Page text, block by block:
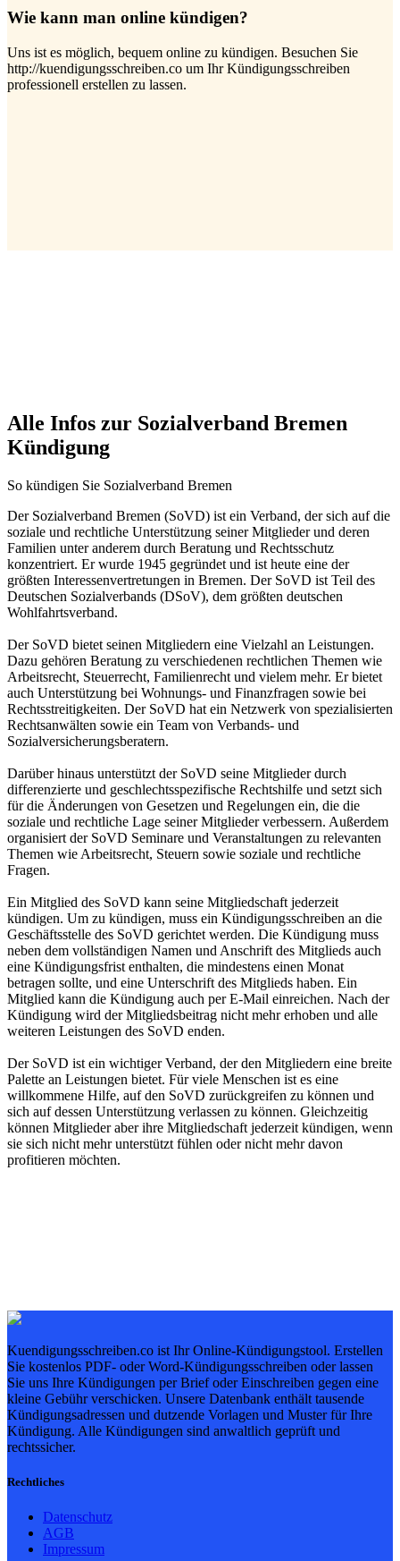
Wie kann man online kündigen?
Uns ist es möglich, bequem online zu kündigen. Besuchen Sie
http://kuendigungsschreiben.co um Ihr Kündigungsschreiben
professionell erstellen zu lassen.
Alle Infos zur Sozialverband Bremen
Kündigung
So kündigen Sie Sozialverband Bremen
Der Sozialverband Bremen (SoVD) ist ein Verband, der sich auf die
soziale und rechtliche Unterstützung seiner Mitglieder und deren
Familien unter anderem durch Beratung und Rechtsschutz
konzentriert. Er wurde 1945 gegründet und ist heute eine der
größten Interessenvertretungen in Bremen. Der SoVD ist Teil des
Deutschen Sozialverbands (DSoV), dem größten deutschen
Wohlfahrtsverband.
Der SoVD bietet seinen Mitgliedern eine Vielzahl an Leistungen.
Dazu gehören Beratung zu verschiedenen rechtlichen Themen wie
Arbeitsrecht, Steuerrecht, Familienrecht und vielem mehr. Er bietet
auch Unterstützung bei Wohnungs- und Finanzfragen sowie bei
Rechtsstreitigkeiten. Der SoVD hat ein Netzwerk von spezialisierten
Rechtsanwälten sowie ein Team von Verbands- und
Sozialversicherungsberatern.
Darüber hinaus unterstützt der SoVD seine Mitglieder durch
differenzierte und geschlechtsspezifische Rechtshilfe und setzt sich
für die Änderungen von Gesetzen und Regelungen ein, die die
soziale und rechtliche Lage seiner Mitglieder verbessern. Außerdem
organisiert der SoVD Seminare und Veranstaltungen zu relevanten
Themen wie Arbeitsrecht, Steuern sowie soziale und rechtliche
Fragen.
Ein Mitglied des SoVD kann seine Mitgliedschaft jederzeit
kündigen. Um zu kündigen, muss ein Kündigungsschreiben an die
Geschäftsstelle des SoVD gerichtet werden. Die Kündigung muss
neben dem vollständigen Namen und Anschrift des Mitglieds auch
eine Kündigungsfrist enthalten, die mindestens einen Monat
betragen sollte, und eine Unterschrift des Mitglieds haben. Ein
Mitglied kann die Kündigung auch per E-Mail einreichen. Nach der
Kündigung wird der Mitgliedsbeitrag nicht mehr erhoben und alle
weiteren Leistungen des SoVD enden.
Der SoVD ist ein wichtiger Verband, der den Mitgliedern eine breite
Palette an Leistungen bietet. Für viele Menschen ist es eine
willkommene Hilfe, auf den SoVD zurückgreifen zu können und
sich auf dessen Unterstützung verlassen zu können. Gleichzeitig
können Mitglieder aber ihre Mitgliedschaft jederzeit kündigen, wenn
sie sich nicht mehr unterstützt fühlen oder nicht mehr davon
profitieren möchten.
Kuendigungsschreiben.co ist Ihr Online-Kündigungstool. Erstellen
Sie kostenlos PDF- oder Word-Kündigungsschreiben oder lassen
Sie uns Ihre Kündigungen per Brief oder Einschreiben gegen eine
kleine Gebühr verschicken. Unsere Datenbank enthält tausende
Kündigungsadressen und dutzende Vorlagen und Muster für Ihre
Kündigung. Alle Kündigungen sind anwaltlich geprüft und
rechtssicher.
Rechtliches
Datenschutz
AGB
Impressum